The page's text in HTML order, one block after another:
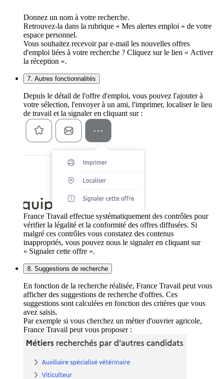
Donnez un nom à votre recherche.
Retrouvez-la dans la rubrique « Mes alertes emploi » de votre
espace personnel.
Vous souhaitez recevoir par e-mail les nouvelles offres
d'emploi liées à votre recherche ? Cliquez sur le lien « Activer
la réception ».
7. Autres fonctionnalités
Depuis le détail de l'offre d'emploi, vous pouvez l'ajouter à
votre sélection, l'envoyer à un ami, l'imprimer, localiser le lieu
de travail et la signaler en cliquant sur :
France Travail effectue systématiquement des contrôles pour
vérifier la légalité et la conformité des offres diffusées. Si
malgré ces contrôles vous constatez des contenus
inappropriés, vous pouvez nous le signaler en cliquant sur
« Signaler cette offre ».
8. Suggestions de recherche
En fonction de la recherche réalisée, France Travail peut vous
afficher des suggestions de recherche d'offres. Ces
suggestions sont calculées en fonction des critères que vous
avez saisis.
Par exemple si vous cherchez un métier d'ouvrier agricole,
France Travail peut vous proposer :